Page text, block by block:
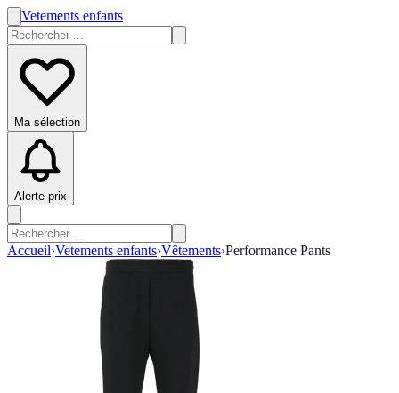
Vetements enfants
Ma sélection
Alerte prix
Accueil›Vetements enfants›Vêtements›Performance Pants